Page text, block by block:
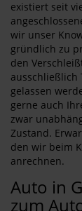
existiert seit
wir unser
gründlich zu
den
ausschließlich
gelassen
gerne auch
zwar
Zustand.
den wir beim
anrechnen.
Auto in
zum